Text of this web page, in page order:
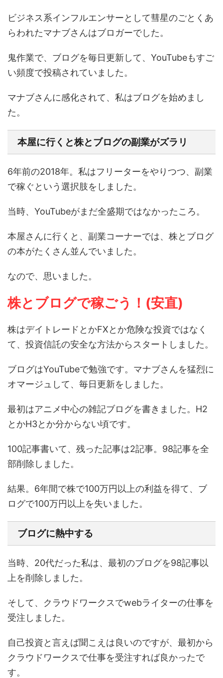
ビジネス系インフルエンサーとして彗星のごとくあ
らわれたマナブさんはブロガーでした。
鬼作業で、ブログを毎日更新して、YouTubeもすご
い頻度で投稿されていました。
マナブさんに感化されて、私はブログを始めまし
た。
本屋に行くと株とブログの副業がズラリ
6年前の2018年。私はフリーターをやりつつ、副業
で稼ぐという選択肢をしました。
当時、YouTubeがまだ全盛期ではなかったころ。
本屋さんに行くと、副業コーナーでは、株とブログ
の本がたくさん並んでいました。
なので、思いました。
株とブログで稼ごう！(安直)
株はデイトレードとかFXとか危険な投資ではなく
て、投資信託の安全な方法からスタートしました。
ブログはYouTubeで勉強です。マナブさんを猛烈に
オマージュして、毎日更新をしました。
最初はアニメ中心の雑記ブログを書きました。H2
とかH3とか分からない頃です。
100記事書いて、残った記事は2記事。98記事を全
部削除しました。
結果。6年間で株で100万円以上の利益を得て、ブ
ログで100万円以上を失いました。
ブログに熱中する
当時、20代だった私は、最初のブログを98記事以
上を削除しました。
そして、クラウドワークスでwebライターの仕事を
受注しました。
自己投資と言えば聞こえは良いのですが、最初から
クラウドワークスで仕事を受注すれば良かったで
す。